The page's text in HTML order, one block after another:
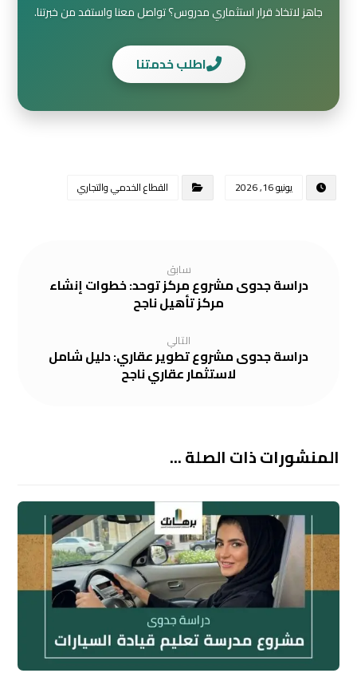
جاهز لاتخاذ قرار استثماري مدروس؟ تواصل معنا واستفد من خبرتنا.
اطلب خدمتنا
يونيو 16, 2026 القطاع الخدمي والتجاري
سابق
دراسة جدوى مشروع مركز توحد: خطوات إنشاء
مركز تأهيل ناجح
التالي
دراسة جدوى مشروع تطوير عقاري: دليل شامل
لاستثمار عقاري ناجح
المنشورات ذات الصلة ...